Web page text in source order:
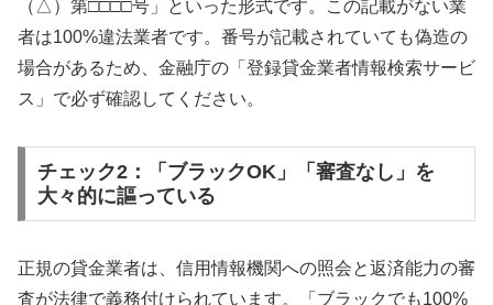
（△）第□□□□号」といった形式です。この記載がない業
者は100%違法業者です。番号が記載されていても偽造の
場合があるため、金融庁の「登録貸金業者情報検索サービ
ス」で必ず確認してください。
チェック2：「ブラックOK」「審査なし」を
大々的に謳っている
正規の貸金業者は、信用情報機関への照会と返済能力の審
査が法律で義務付けられています。「ブラックでも100%